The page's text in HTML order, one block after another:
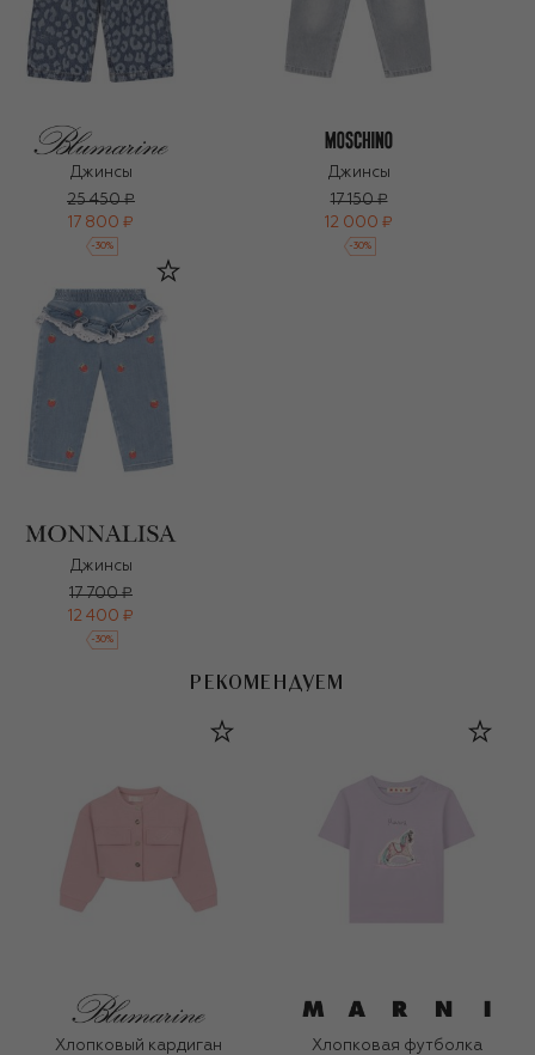
Джинсы
25 450 ₽
17 800 ₽
-30%
Джинсы
17 150 ₽
12 000 ₽
-30%
Джинсы
17 700 ₽
12 400 ₽
-30%
РЕКОМЕНДУЕМ
Хлопковый кардиган
Хлопковая футболка